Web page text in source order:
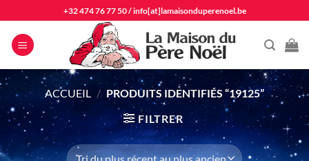
au
contenu
+32 474 76 77 50/info[at]lamaisonduperenoel.be
ACCUEIL / PRODUITS IDENTIFIÉS “19125”
FILTRER